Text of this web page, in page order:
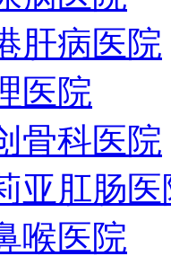
肝病医院
医院
骨科医院
亚肛肠医
喉医院